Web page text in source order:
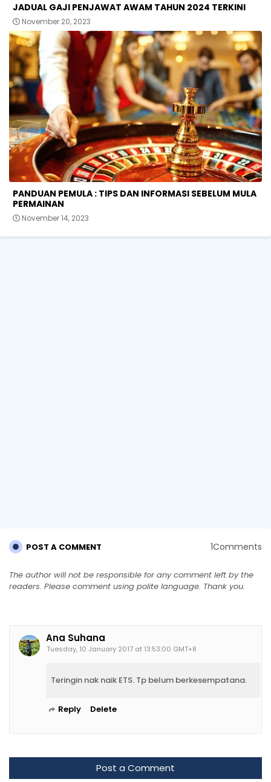
JADUAL GAJI PENJAWAT AWAM TAHUN 2024 TERKINI
November 20, 2023
PANDUAN PEMULA : TIPS DAN INFORMASI SEBELUM MULA
PERMAINAN
November 14, 2023
POST A COMMENT 1Comments
The author will not be responsible for any comment left by the
readers. Please comment using polite language. Thank you.
Ana Suhana
Tuesday, 10 January 2017 at 13:53:00 GMT+8
Teringin nak naik ETS. Tp belum berkesempatana.
Reply Delete
Post a Comment